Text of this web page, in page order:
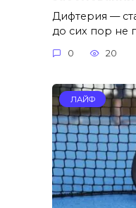
Дифтерия —
до сих пор не
0 20
ЛАЙФ